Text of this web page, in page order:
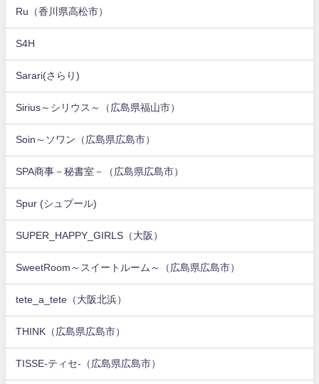
Ru（香川県高松市）
S4H
Sarari(さらり)
Sirius～シリウス～（広島県福山市）
Soin～ソワン（広島県広島市）
SPA商事－秘書室－（広島県広島市）
Spur (シュプール)
SUPER_HAPPY_GIRLS（大阪）
SweetRoom～スイートルーム～（広島県広島市）
tete_a_tete（大阪北浜）
THINK（広島県広島市）
TISSE-ティセ-（広島県広島市）